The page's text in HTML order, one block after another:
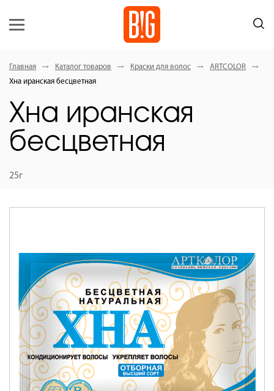
Главная Каталог товаров Краски для волос
ARTCOLOR
Хна иранская бесцветная
Хна иранская
бесцветная
25г